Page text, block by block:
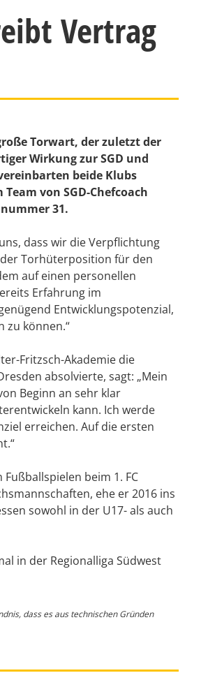
Vertrag
Torwart, der zuletzt der
Wirkung zur SGD und
beide Klubs
von SGD-Chefcoach
31.
dass wir die Verpflichtung
Torhüterposition für den
auf einen personellen
Erfahrung im
Entwicklungspotenzial,
zu können.“
Fritzsch-Akademie die
absolvierte, sagt: „Mein
Beginn an sehr klar
kann. Ich werde
erreichen. Auf die ersten
beim 1. FC
ehe er 2016 ins
sowohl in der U17- als auch
in der Regionalliga Südwest
dass es aus technischen Gründen